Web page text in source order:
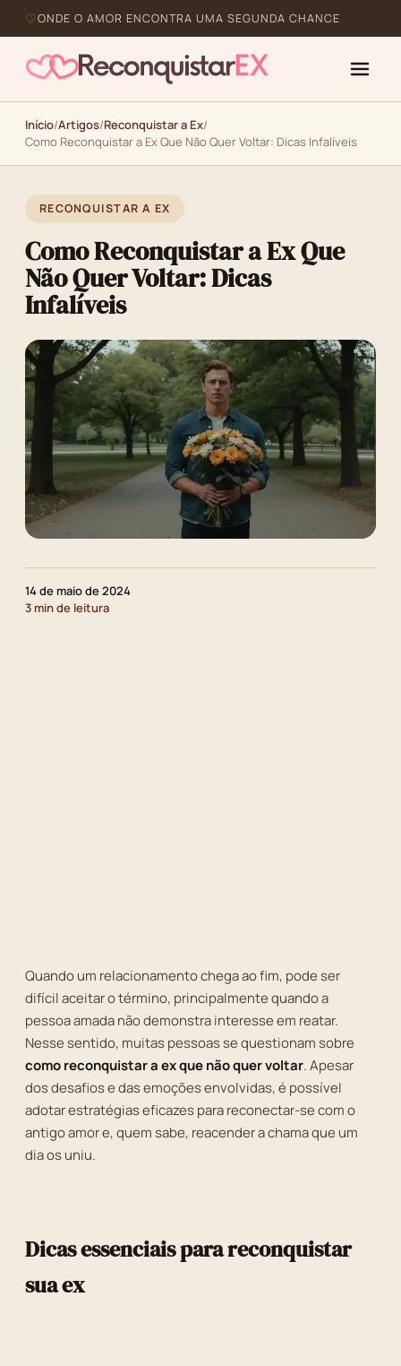
ONDE O AMOR ENCONTRA UMA SEGUNDA CHANCE
Início/Artigos/Reconquistar a Ex/
Como Reconquistar a Ex Que Não Quer Voltar: Dicas Infalíveis
RECONQUISTAR A EX
Como Reconquistar a Ex Que
Não Quer Voltar: Dicas
Infalíveis
14 de maio de 2024
3 min de leitura
Quando um relacionamento chega ao fim, pode ser
difícil aceitar o término, principalmente quando a
pessoa amada não demonstra interesse em reatar.
Nesse sentido, muitas pessoas se questionam sobre
como reconquistar a ex que não quer voltar. Apesar
dos desafios e das emoções envolvidas, é possível
adotar estratégias eficazes para reconectar-se com o
antigo amor e, quem sabe, reacender a chama que um
dia os uniu.
Dicas essenciais para reconquistar
sua ex